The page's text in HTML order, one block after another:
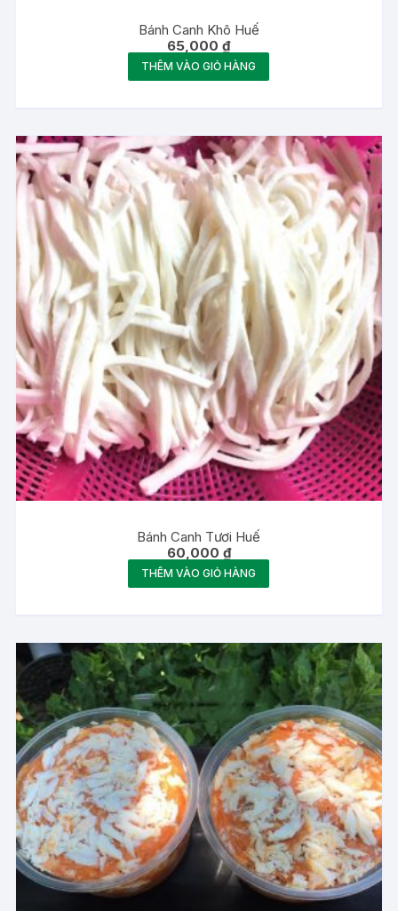
Bánh Canh Khô Huế
65,000₫
THÊM VÀO GIỎ HÀNG
Bánh Canh Tươi Huế
60,000 ₫
THÊM VÀO GIỎ HÀNG